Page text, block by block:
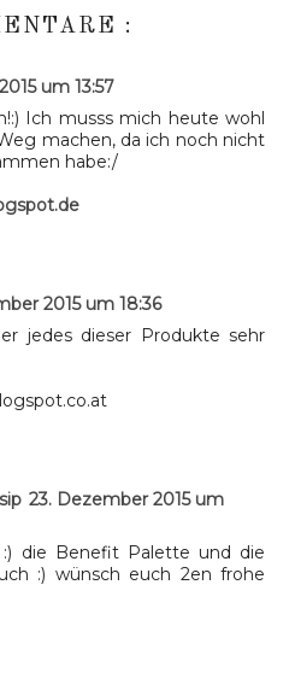
:
um 13:57
Ich musss mich heute wohl
machen, da ich noch nicht
habe:/
2015 um 18:36
jedes dieser Produkte sehr
23. Dezember 2015 um
die Benefit Palette und die
:) wünsch euch 2en frohe